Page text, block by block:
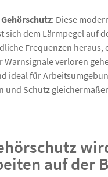
: Diese
sich dem Lärmpegel auf
Frequenzen heraus,
Warnsignale verloren
ideal für
und Schutz
auf der